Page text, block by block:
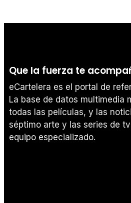
Que la fuerza te
eCartelera es el portal de
La base de datos multimedia
todas las películas, y las
séptimo arte y las series de
equipo especializado.